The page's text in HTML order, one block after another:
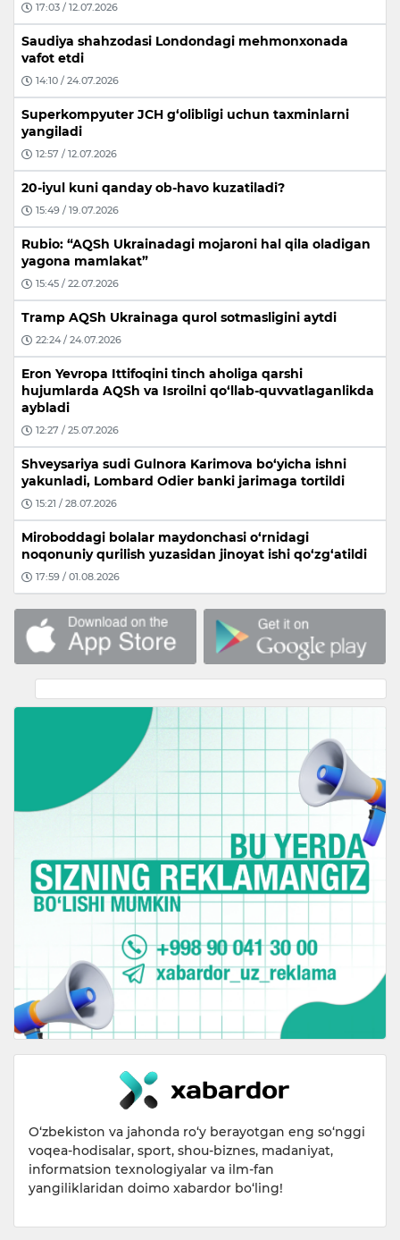
17:03 / 12.07.2026
Saudiya shahzodasi Londondagi mehmonxonada
vafot etdi
14:10 / 24.07.2026
Superkompyuter JCH g‘olibligi uchun taxminlarni
yangiladi
12:57 / 12.07.2026
20-iyul kuni qanday ob-havo kuzatiladi?
15:49 / 19.07.2026
Rubio: “AQSh Ukrainadagi mojaroni hal qila oladigan
yagona mamlakat”
15:45 / 22.07.2026
Tramp AQSh Ukrainaga qurol sotmasligini aytdi
22:24 / 24.07.2026
Eron Yevropa Ittifoqini tinch aholiga qarshi
hujumlarda AQSh va Isroilni qo‘llab-quvvatlaganlikda
aybladi
12:27 / 25.07.2026
Shveysariya sudi Gulnora Karimova bo‘yicha ishni
yakunladi, Lombard Odier banki jarimaga tortildi
15:21 / 28.07.2026
Miroboddagi bolalar maydonchasi o‘rnidagi
noqonuniy qurilish yuzasidan jinoyat ishi qo‘zg‘atildi
17:59 / 01.08.2026
O‘zbekiston va jahonda ro‘y berayotgan eng so‘nggi
voqea-hodisalar, sport, shou-biznes, madaniyat,
informatsion texnologiyalar va ilm-fan
yangiliklaridan doimo xabardor bo‘ling!